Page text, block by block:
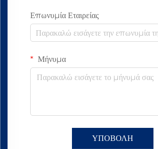
Επωνυμία Εταιρείας
Μήνυμα
ΥΠΟΒΟΛΗ